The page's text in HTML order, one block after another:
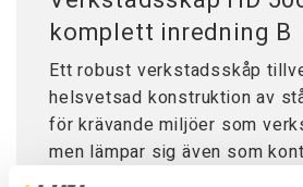
komplett inredning B
Ett robust verkstadsskåp
helsvetsad konstruktion av
för krävande miljöer som
men lämpar sig även som
arkivskåp. Skåpet är utrustat